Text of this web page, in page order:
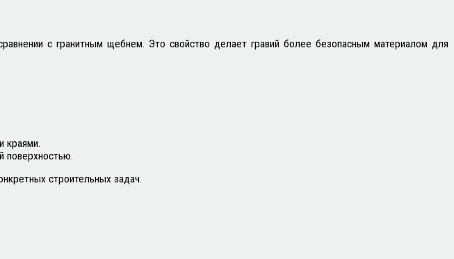
с гранитным щебнем. Это свойство делает гравий более безопасным материалом для
краями.
поверхностью.
строительных задач.